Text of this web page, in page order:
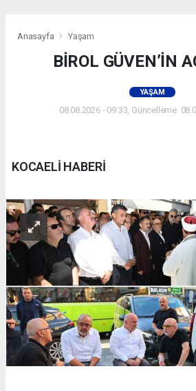
Anasayfa Yaşam
BİROL GÜVEN’İN
YAŞAM
08.08.2026 - 09:33, Güncelleme:
KOCAELİ HABERİ